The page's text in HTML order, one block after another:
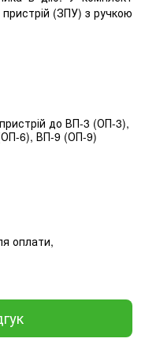
(ЗПУ) з ручкою
до ВП-3 (ОП-3),
6), ВП-9 (ОП-9)
оплати,